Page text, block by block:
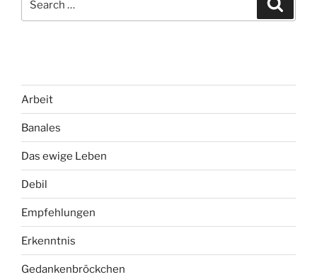
for:
Arbeit
Banales
Das ewige Leben
Debil
Empfehlungen
Erkenntnis
Gedankenbröckchen